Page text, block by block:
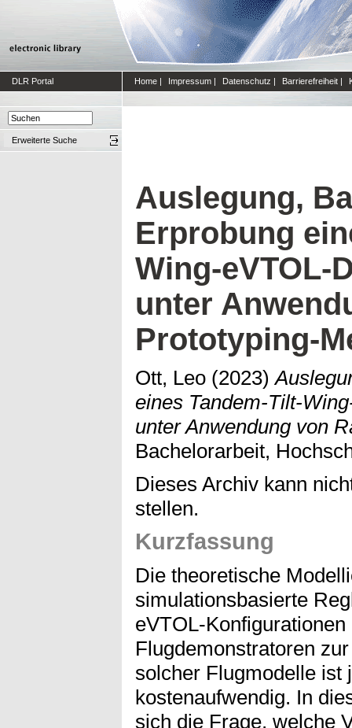
DLR Portal Home | Impressum | Datenschutz | Barrierefreiheit |
Erweiterte Suche
Auslegung,
Erprobung
Wing-eVTOL-
unter
Prototyping-
Ott, Leo (2023)
eines Tandem-Tilt-
unter Anwendung von
Bachelorarbeit,
Dieses Archiv kann
stellen.
Kurzfassung
Die theoretische
simulationsbasierte
eVTOL-
Flugdemonstratoren
solcher Flugmodelle ist
kostenaufwendig. In
sich die Frage, welche